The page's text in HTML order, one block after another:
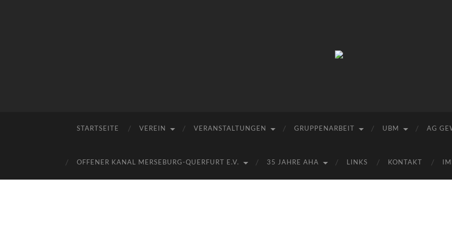
e.V.
STARTSEITE VEREIN VERANSTALTUNGEN GRUPPENARBEIT UBM AG
OFFENER KANAL MERSEBURG-QUERFURT E.V. 35 JAHRE AHA LINKS KONTAKT